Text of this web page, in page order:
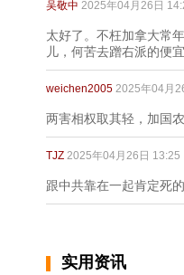
吴敬中 2025年04月26日
太好了。不枉加拿大常
儿，何苦去蹭右派的便宜
weichen2005 2025年04月
两害相权取其轻，加国
TJZ 2025年04月26日 13:25
跟中共靠在一起肯定死
实用资讯